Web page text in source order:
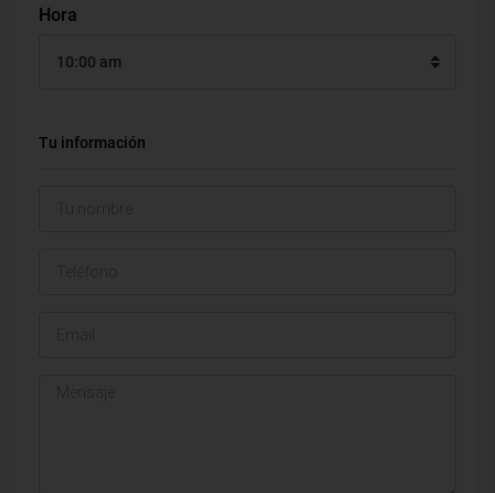
Hora
10:00 am
Tu información